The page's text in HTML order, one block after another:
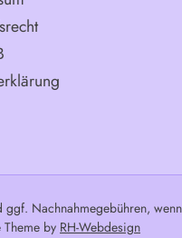
Nachnahmegebühren,
by RH-Webdesign